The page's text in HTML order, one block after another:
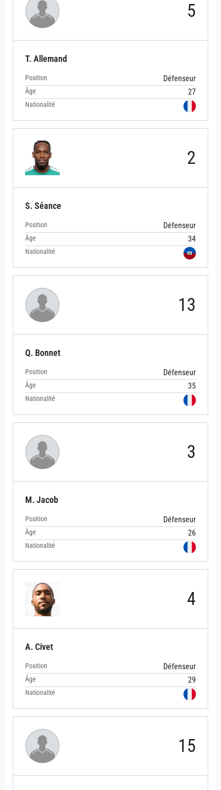
5
T. Allemand
Position Défenseur
Âge 27
Nationalité
2
S. Séance
Position Défenseur
Âge 34
Nationalité
13
Q. Bonnet
Position Défenseur
Âge 35
Nationalité
3
M. Jacob
Position Défenseur
Âge 26
Nationalité
4
A. Civet
Position Défenseur
Âge 29
Nationalité
15